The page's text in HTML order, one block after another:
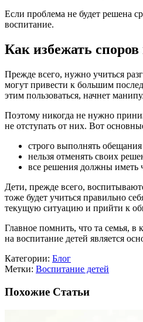
Если проблема не будет решена
воспитание.
Как избежать
Прежде всего, нужно учиться
могут привести к большим
этим пользоваться, начнет
Поэтому никогда не нужно
не отступать от них. Вот
строго выполнять
нельзя отменять своих
все решения должны иметь
Дети, прежде всего,
тоже будет учиться правильно
текущую ситуацию и прийти к
Главное помнить, что та семья,
на воспитание детей является
Категории: Блог
Метки: Воспитание детей
Похожие Статьи